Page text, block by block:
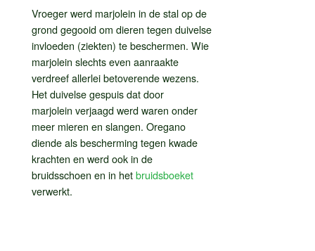
Vroeger werd marjolein in de stal op de
grond gegooid om dieren tegen duivelse
invloeden (ziekten) te beschermen. Wie
marjolein slechts even aanraakte
verdreef allerlei betoverende wezens.
Het duivelse gespuis dat door
marjolein verjaagd werd waren onder
meer mieren en slangen. Oregano
diende als bescherming tegen kwade
krachten en werd ook in de
bruidsschoen en in hetbruidsboeket
verwerkt.